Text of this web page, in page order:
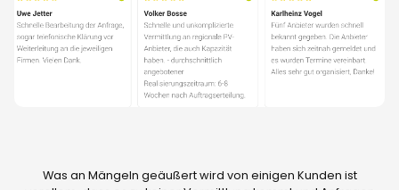
Was an Mängeln geäußert wird von einigen Kunden ist